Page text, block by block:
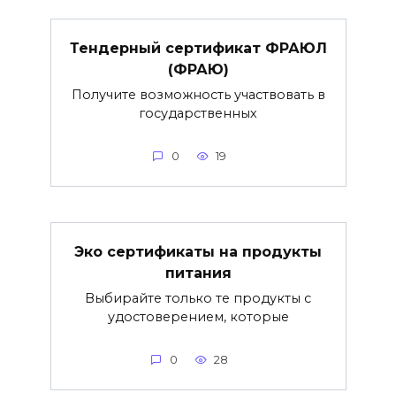
Тендерный сертификат ФРАЮЛ
(ФРАЮ)
Получите возможность участвовать в
государственных
0 19
Эко сертификаты на продукты
питания
Выбирайте только те продукты с
удостоверением, которые
0 28